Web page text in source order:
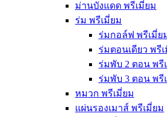
ม่านบังแดด พรีเมี่ยม
ร่ม พรีเมี่ยม
ร่มกอล์ฟ พรีเมี่ย
ร่มตอนเดียว พรี
ร่มพับ 2 ตอน พรี
ร่มพับ 3 ตอน พรี
หมวก พรีเมี่ยม
แผ่นรองเมาส์ พรีเมี่ยม